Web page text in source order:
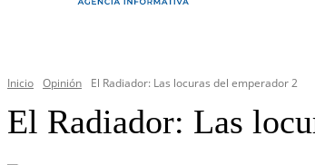
Inicio Opinión El Radiador: Las locuras del emperador 2
El Radiador: Las